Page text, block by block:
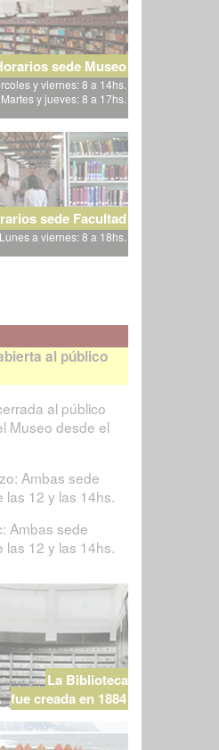
sede Museo
y viernes: 8 a 14hs.
Martes y jueves: 8 a 17hs.
sede Facultad
Lunes a viernes: 8 a 18hs.
al público
al público
Museo desde el
Ambas sede
las 12 y las 14hs.
Ambas sede
las 12 y las 14hs.
La Biblioteca
fue creada en 1884